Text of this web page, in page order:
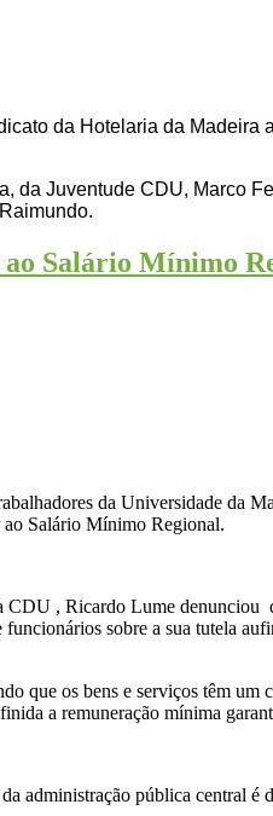
da Hotelaria da Madeira
da Juventude CDU, Marco
Salário Mínimo
da Universidade da
ao Salário Mínimo Regional.
, Ricardo Lume denunciou
sobre a sua tutela
que os bens e serviços têm um
a remuneração mínima
administração pública central é